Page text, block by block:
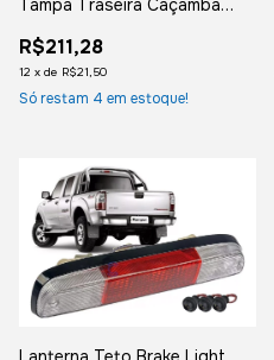
Tampa Traseira Caçamba
R$211,28
12 x de R$21,50
Só restam 4 em estoque!